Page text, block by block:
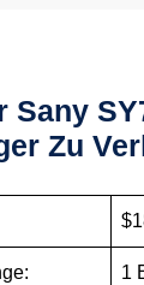
Sany
Zu
1